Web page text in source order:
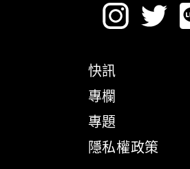
快訊
專欄
專題
隱私權政策